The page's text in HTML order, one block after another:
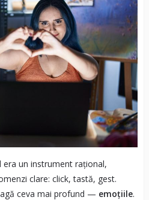
un instrument rațional,
clare: click, tastă, gest.
ceva mai profund — emoțiile.